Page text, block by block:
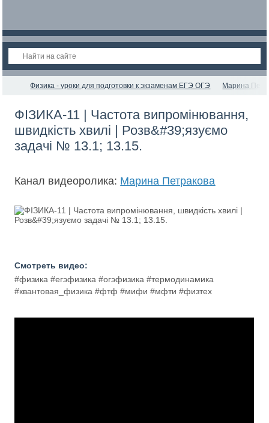
Физика - уроки для подготовки к экзаменам ЕГЭ ОГЭ Марина
ФІЗИКА-11 | Частота випромінювання,
швидкість хвилі | Розв&#39;язуємо
задачі № 13.1; 13.15.
Канал видеоролика: Марина Петракова
Смотреть видео:
#физика #егэфизика #огэфизика #термодинамика
#квантовая_физика #фтф #мифи #мфти #физтех